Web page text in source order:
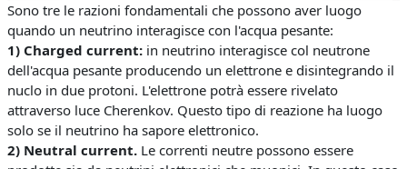
Sono tre le razioni fondamentali che possono aver luogo
quando un neutrino interagisce con l'acqua pesante:
1) Charged current: in neutrino interagisce col neutrone
dell'acqua pesante producendo un elettrone e disintegrando il
nuclo in due protoni. L'elettrone potrà essere rivelato
attraverso luce Cherenkov. Questo tipo di reazione ha luogo
solo se il neutrino ha sapore elettronico.
2) Neutral current. Le correnti neutre possono essere